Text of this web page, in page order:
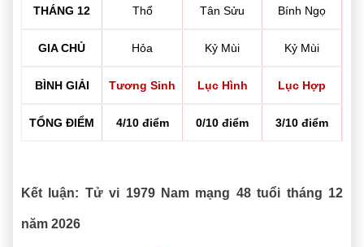
THÁNG 12 Thổ Tân Sửu Bính Ngọ
GIA CHỦ Hỏa Kỷ Mùi Kỷ Mùi
BÌNH GIẢI Tương Sinh Lục Hình Lục Hợp
TỔNG ĐIỂM 4/10 điểm 0/10 điểm 3/10 điểm
Kết luận: Tử vi 1979 Nam mạng 48 tuổi tháng 12
năm 2026